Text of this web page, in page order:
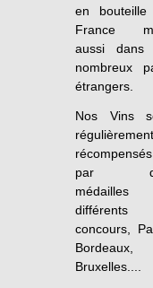
en bouteille
France
aussi dans
nombreux
étrangers.
Nos Vins
régulièrement
récompensés
par
différents
concours,
Bordeaux,
Bruxelles....